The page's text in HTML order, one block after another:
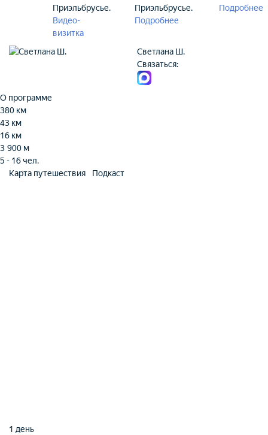
Приэльбрусье.
Видео-
визитка
Приэльбрусье.
Подробнее
Подробнее
Светлана Ш.
Связаться:
О программе
380 км
43 км
16 км
3 900 м
5 - 16 чел.
Карта путешествия
Подкаст
1 день